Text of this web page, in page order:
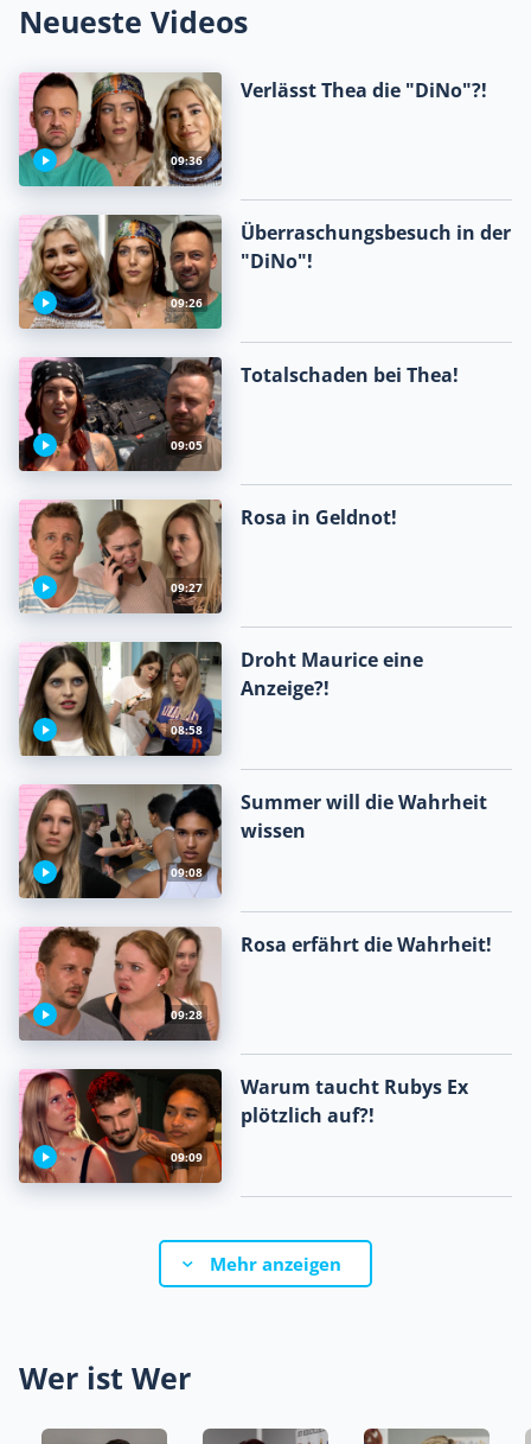
Neueste Videos
09:36
Verlässt Thea die "DiNo"?!
09:26
Überraschungsbesuch in der
"DiNo"!
09:05
Totalschaden bei Thea!
09:27
Rosa in Geldnot!
08:58
Droht Maurice eine
Anzeige?!
09:08
Summer will die Wahrheit
wissen
09:28
Rosa erfährt die Wahrheit!
09:09
Warum taucht Rubys Ex
plötzlich auf?!
Mehr anzeigen
Wer ist Wer